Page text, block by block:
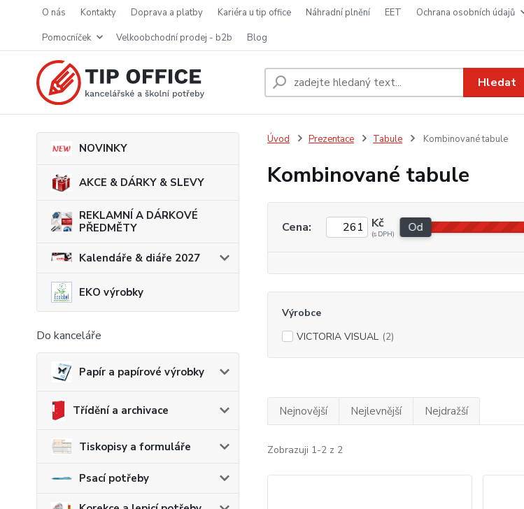
o nás kontakty doprava a platby kariéra u tip office náhradní plnění EET ochrana osobních údajů
pomocníček
velkoobchodní prodej - b2b blog
Hledat
NOVINKY
AKCE & DÁRKY & SLEVY
REKLAMNÍ A DÁRKOVÉ
PŘEDMĚTY
Kalendáře & diáře 2027
EKO výrobky
Do kanceláře
Papír a papírové výrobky
Třídění a archivace
Tiskopisy a formuláře
Psací potřeby
Úvod Prezentace Tabule Kombinované tabule
Kombinované tabule
Cena: Kč Od
Výrobce
VICTORIA VISUAL (2)
Nejnovější Nejlevnější Nejdražší
Zobrazuji 1-2 z 2